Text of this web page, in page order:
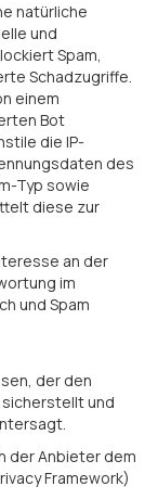
natürliche
und
Spam,
Schadzugriffe.
einem
Bot
die IP-
des
Typ sowie
diese zur
an der
im
und Spam
der den
und
der Anbieter dem
Framework)